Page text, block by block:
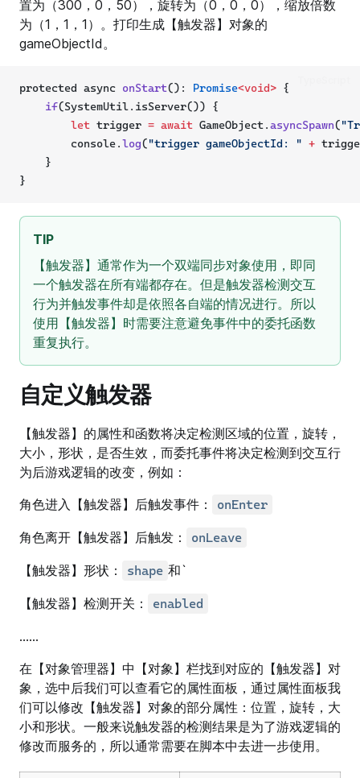
置为（300，0，50），旋转为（0，0，0），缩放倍数
为（1，1，1）。打印生成【触发器】对象的
gameObjectId。
protected async onStart(): Promise<void> {
if(SystemUtil.isServer()) {
let trigger = await GameObject.asyncSpawn(
        console.
log("trigger gameObjectId: " +
    }
}
TIP
【触发器】通常作为一个双端同步对象使用，即同
一个触发器在所有端都存在。但是触发器检测交互
行为并触发事件却是依照各自端的情况进行。所以
使用【触发器】时需要注意避免事件中的委托函数
重复执行。
自定义触发器
【触发器】的属性和函数将决定检测区域的位置，旋转，
大小，形状，是否生效，而委托事件将决定检测到交互行
为后游戏逻辑的改变，例如：
角色进入【触发器】后触发事件：
onEnter
角色离开【触发器】后触发： onLeave
【触发器】形状： shape 和`
【触发器】检测开关： enabled
......
在【对象管理器】中【对象】栏找到对应的【触发器】对
象，选中后我们可以查看它的属性面板，通过属性面板我
们可以修改【触发器】对象的部分属性：位置，旋转，大
小和形状。一般来说触发器的检测结果是为了游戏逻辑的
修改而服务的，所以通常需要在脚本中去进一步使用。